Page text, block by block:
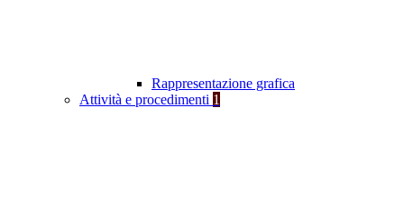
Rappresentazione grafica
Attività e procedimenti 1